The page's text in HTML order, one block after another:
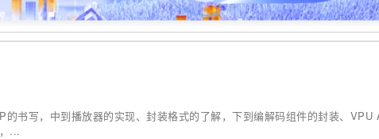
书写，中到播放器的实现、封装格式的了解，下到编解码组件的封装、VPU
...